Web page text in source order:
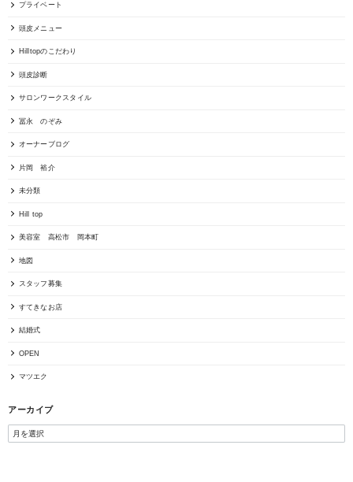
プライベート
頭皮メニュー
Hilltopのこだわり
頭皮診断
サロンワークスタイル
冨永 のぞみ
オーナーブログ
片岡 裕介
未分類
Hill top
美容室 高松市 岡本町
地図
スタッフ募集
すてきなお店
結婚式
OPEN
マツエク
アーカイブ